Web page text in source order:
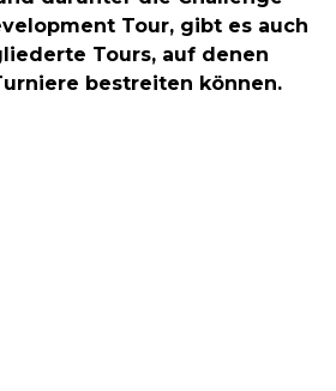
Tour, gibt es auch
Tours, auf denen
bestreiten können.